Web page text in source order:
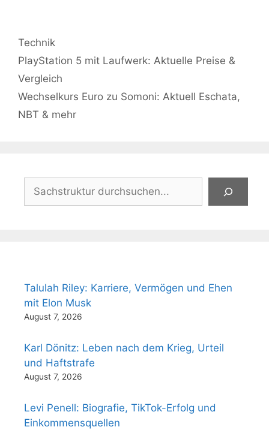
Kategorien
Technik
PlayStation 5 mit Laufwerk: Aktuelle Preise &
Vergleich
Wechselkurs Euro zu Somoni: Aktuell Eschata,
NBT & mehr
Suchen
Talulah Riley: Karriere, Vermögen und Ehen
mit Elon Musk
August 7, 2026
Karl Dönitz: Leben nach dem Krieg, Urteil
und Haftstrafe
August 7, 2026
Levi Penell: Biografie, TikTok-Erfolg und
Einkommensquellen